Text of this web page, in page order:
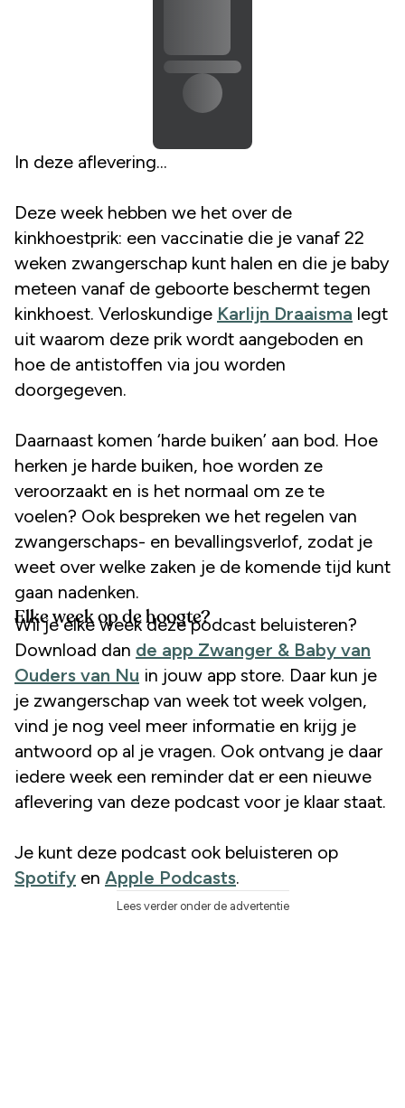
In deze aflevering...
Deze week hebben we het over de
kinkhoestprik: een vaccinatie die je vanaf 22
weken zwangerschap kunt halen en die je baby
meteen vanaf de geboorte beschermt tegen
kinkhoest. Verloskundige Karlijn Draaisma legt
uit waarom deze prik wordt aangeboden en
hoe de antistoffen via jou worden
doorgegeven.
Daarnaast komen ‘harde buiken’ aan bod. Hoe
herken je harde buiken, hoe worden ze
veroorzaakt en is het normaal om ze te
voelen? Ook bespreken we het regelen van
zwangerschaps- en bevallingsverlof, zodat je
weet over welke zaken je de komende tijd kunt
gaan nadenken.
Elke week op de hoogte?
Wil je elke week deze podcast beluisteren?
Download dan de app Zwanger & Baby van
Ouders van Nu in jouw app store. Daar kun je
je zwangerschap van week tot week volgen,
vind je nog veel meer informatie en krijg je
antwoord op al je vragen. Ook ontvang je daar
iedere week een reminder dat er een nieuwe
aflevering van deze podcast voor je klaar staat.
Je kunt deze podcast ook beluisteren op
Spotify en Apple Podcasts.
Lees verder onder de advertentie